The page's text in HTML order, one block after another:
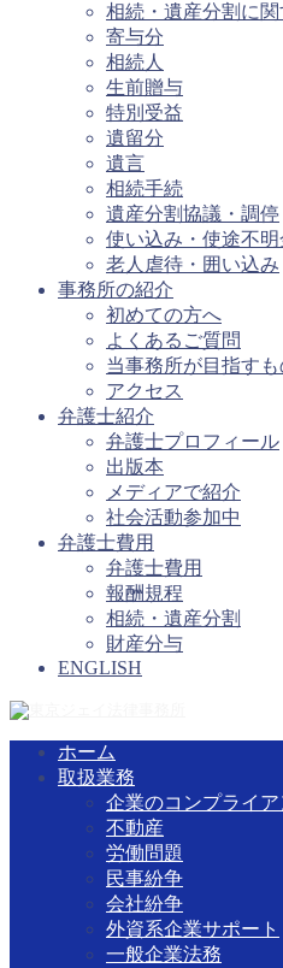
相続・遺産分割に
寄与分
相続人
生前贈与
特別受益
遺留分
遺言
相続手続
遺産分割協議・調停
使い込み・使途不明
老人虐待・囲い込み
事務所の紹介
初めての方へ
よくあるご質問
当事務所が目指すも
アクセス
弁護士紹介
弁護士プロフィール
出版本
メディアで紹介
社会活動参加中
弁護士費用
弁護士費用
報酬規程
相続・遺産分割
財産分与
ENGLISH
ホーム
取扱業務
企業のコンプライア
不動産
労働問題
民事紛争
会社紛争
外資系企業サポート
一般企業法務